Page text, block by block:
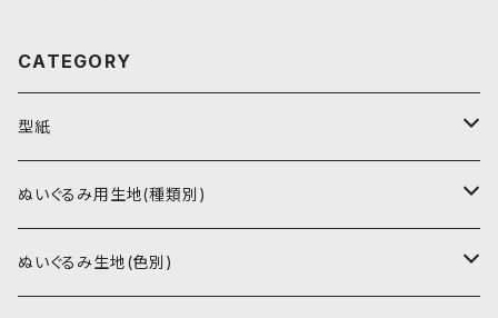
CATEGORY
型紙
書籍（紙の本）
PDFデータ（ダウンロード）
ぬいぐるみ用生地(種類別)
ソフトボア（短毛）
ぬいぐるみ生地(色別)